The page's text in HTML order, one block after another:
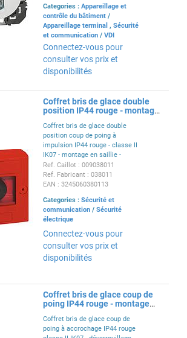
Categories : Appareillage et
contrôle du bâtiment /
Appareillage terminal , Sécurité
et communication / VDI
Connectez-vous pour
consulter vos prix et
disponibilités
Coffret bris de glace double
position IP44 rouge - montage
Coffret bris de glace double
position coup de poing à
impulsion IP44 rouge - classe II
IK07 - montage en saillie -
conforme à la norme NF C 15-
100
Ref. Caillot : 009038011
Ref. Fabricant : 038011
EAN : 3245060380113
Categories : Sécurité et
communication / Sécurité
électrique
Connectez-vous pour
consulter vos prix et
disponibilités
Coffret bris de glace coup de
poing IP44 rouge - montage
Coffret bris de glace coup de
poing à accrochage IP44 rouge